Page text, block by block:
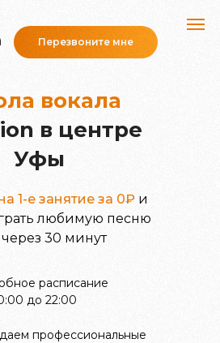
вокала
в центре
Уфы
1-е занятие за 0₽ и
любимую песню
30 минут
расписание
до 22:00
профессиональные
Перезвоните мне